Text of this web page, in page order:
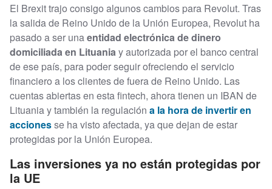
El Brexit trajo consigo algunos cambios para Revolut. Tras
la salida de Reino Unido de la Unión Europea, Revolut ha
pasado a ser unaentidad electrónica de dinero
domiciliada en Lituaniay autorizada por el banco central
de ese país, para poder seguir ofreciendo el servicio
financiero a los clientes de fuera de Reino Unido. Las
cuentas abiertas en esta fintech, ahora tienen un IBAN de
Lituania y también la regulación a la hora de invertir en
accionesse ha visto afectada, ya que dejan de estar
protegidas por la Unión Europea.
Las inversiones ya no están protegidas por
la UE